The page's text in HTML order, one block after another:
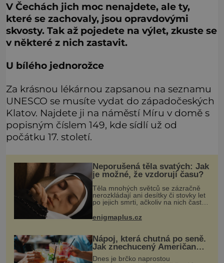
V Čechách jich moc nenajdete, ale ty,
které se zachovaly, jsou opravdovými
skvosty. Tak až pojedete na výlet, zkuste se
v některé z nich zastavit.
U bílého jednorožce
Za krásnou lékárnou zapsanou na seznamu
UNESCO se musíte vydat do západočeských
Klatov. Najdete ji na náměstí Míru v domě s
popisným číslem 149, kde sídlí už od
počátku 17. století.
Neporušená těla svatých: Jak
je možné, že vzdorují času?
Těla mnohých světců se zázračně
nerozkládají ani desítky či stovky let
po jejich smrti, ačkoliv na nich často
jiné pokusy o konzervaci.
Neporušené ostatky bývají považo
enigmaplus.cz
Nápoj, která chutná po seně.
Jak znechucený Američan
vymyslel brčko
Dnes je brčko naprostou